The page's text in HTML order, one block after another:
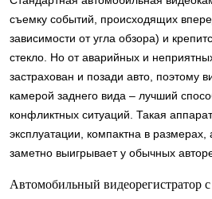
съемку событий, происходящих
зависимости от угла обзора) и
стекло. Но от аварийных и
застрахован и позади авто, поэтому
камерой заднего вида – лучший
конфликтных ситуаций. Такая
эксплуатации, компактна в
заметно выигрывает у обычных
Автомобильный видеорегистратор